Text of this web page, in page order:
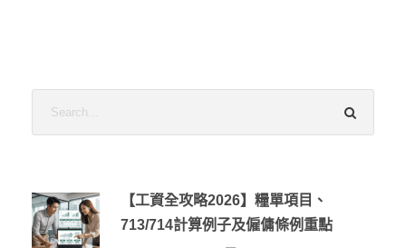
【工資全攻略2026】糧單項目、
713/714計算例子及僱傭條例重點